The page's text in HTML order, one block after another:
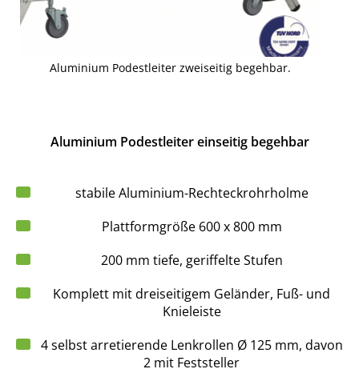
Aluminium Podestleiter zweiseitig begehbar.
Aluminium Podestleiter einseitig begehbar
stabile Aluminium-Rechteckrohrholme
Plattformgröße 600 x 800 mm
200 mm tiefe, geriffelte Stufen
Komplett mit dreiseitigem Geländer, Fuß- und
Knieleiste
4 selbst arretierende Lenkrollen Ø 125 mm, davon
2 mit Feststeller